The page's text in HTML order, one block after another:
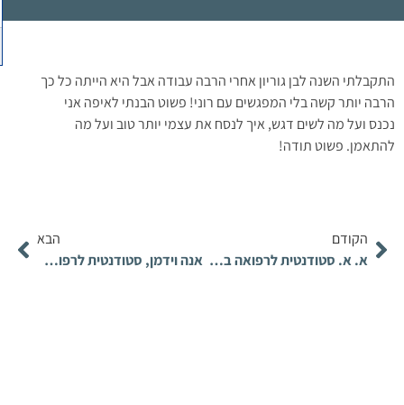
התקבלתי השנה לבן גוריון אחרי הרבה עבודה אבל היא הייתה כל כך
הרבה יותר קשה בלי המפגשים עם רוני! פשוט הבנתי לאיפה אני
נכנס ועל מה לשים דגש, איך לנסח את עצמי יותר טוב ועל מה
להתאמן. פשוט תודה!
הקודם
א. א. סטודנטית לרפואה במסלול ה-4 שנתי
הבא
אנה וידמן, סטודנטית לרפואה במסלול ה-4 שנתי